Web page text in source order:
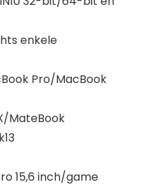
enkele
Pro/MacBook
MateBook
15,6 inch/game